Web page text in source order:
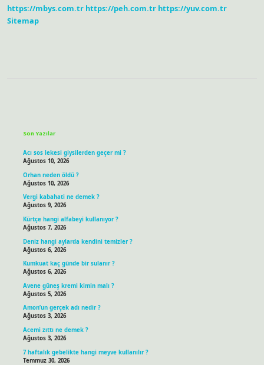
https://mbys.com.tr https://peh.com.tr https://yuv.com.tr
Sitemap
Son Yazılar
Acı sos lekesi giysilerden geçer mi ?
Ağustos 10, 2026
Orhan neden öldü ?
Ağustos 10, 2026
Vergi kabahati ne demek ?
Ağustos 9, 2026
Kürtçe hangi alfabeyi kullanıyor ?
Ağustos 7, 2026
Deniz hangi aylarda kendini temizler ?
Ağustos 6, 2026
Kumkuat kaç günde bir sulanır ?
Ağustos 6, 2026
Avene güneş kremi kimin malı ?
Ağustos 5, 2026
Amon’un gerçek adı nedir ?
Ağustos 3, 2026
Acemi zıttı ne demek ?
Ağustos 3, 2026
7 haftalık gebelikte hangi meyve kullanılır ?
Temmuz 30, 2026